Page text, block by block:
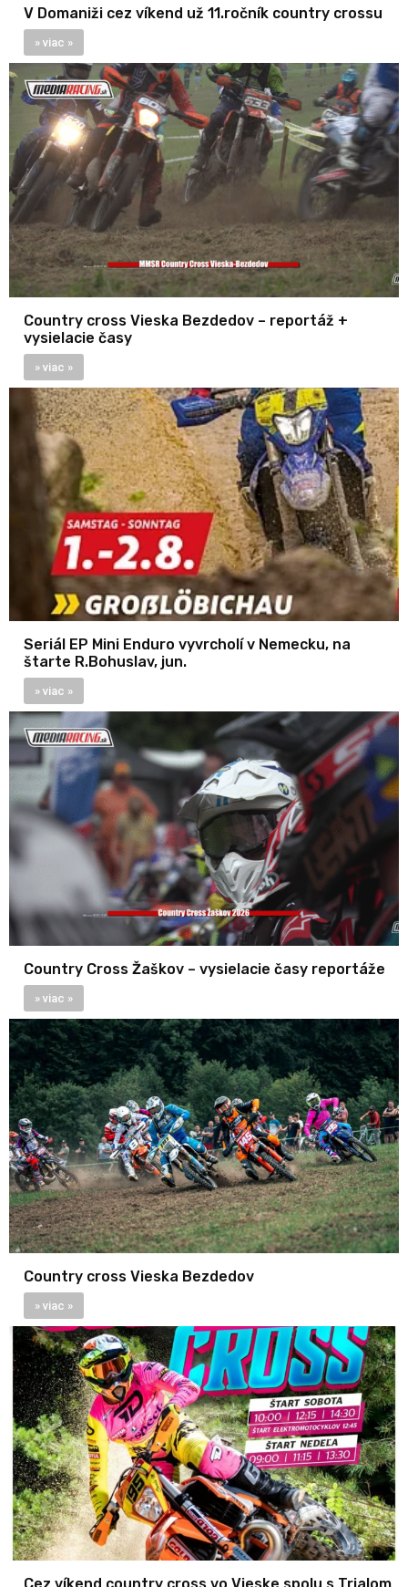
V Domaniži cez víkend už 11.ročník country crossu
» viac »
Country cross Vieska Bezdedov – reportáž +
vysielacie časy
» viac »
Seriál EP Mini Enduro vyvrcholí v Nemecku, na
štarte R.Bohuslav, jun.
» viac »
Country Cross Žaškov – vysielacie časy reportáže
» viac »
Country cross Vieska Bezdedov
» viac »